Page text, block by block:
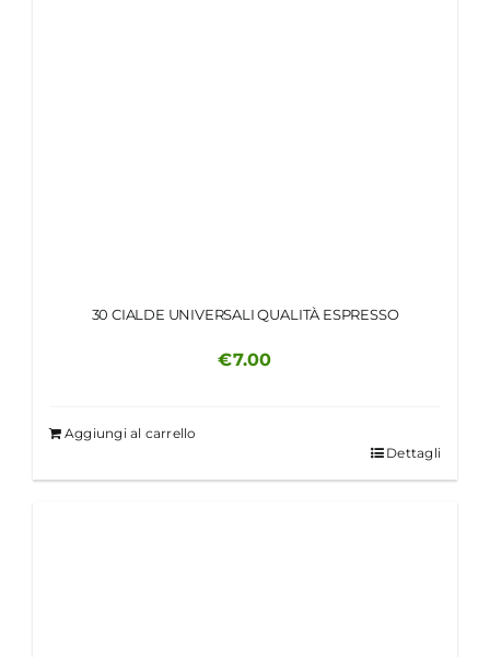
30 CIALDE UNIVERSALI QUALITÀ ESPRESSO
€7.00
Aggiungi al carrello
Dettagli